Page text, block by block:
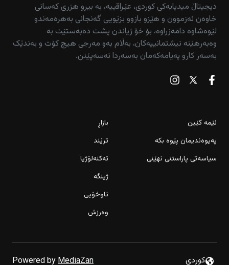
دیجیتاڵ میدیایەکی کوردی، عێراقییە، بە بیرو هزری کەسانی
خاوەن ئەزموون و هێزو بازوو بزێویی گەنجانی بەهرەمەندو
لێوەشاوە دامەزراوە، بۆ خۆ ژیاندن پشت دەبەستێت بە
وەبەرهێنە نیشتمانییەکان، بەڵام بەو مەرجی هیچ کۆت و بەندێک
بەسەر کارو پەیامەکەمان بەسەردا نەسەپێنن.
ئێمە کێین
پەیوەندیمان پێوە بکە
سیاسەتی پاراستنی نهێنی
بازاڕ
ترێند
تەکنەلۆژیا
ژینگە
ناوخۆیی
وەرزش
كوردى Powered byMediaZan